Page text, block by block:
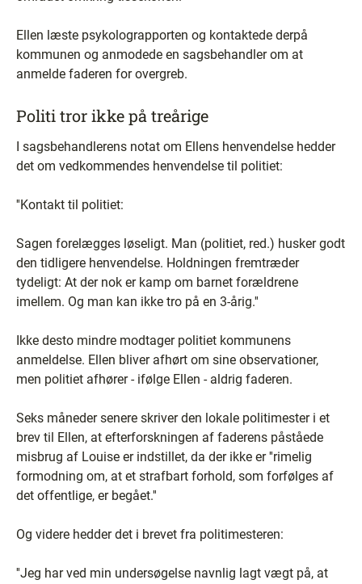
Ellen læste psykolograpporten og kontaktede derpå
kommunen og anmodede en sagsbehandler om at
anmelde faderen for overgreb.
Politi tror ikke på treårige
I sagsbehandlerens notat om Ellens henvendelse hedder
det om vedkommendes henvendelse til politiet:
''Kontakt til politiet:
Sagen forelægges løseligt. Man (politiet, red.) husker godt
den tidligere henvendelse. Holdningen fremtræder
tydeligt: At der nok er kamp om barnet forældrene
imellem. Og man kan ikke tro på en 3-årig.''
Ikke desto mindre modtager politiet kommunens
anmeldelse. Ellen bliver afhørt om sine observationer,
men politiet afhører - ifølge Ellen - aldrig faderen.
Seks måneder senere skriver den lokale politimester i et
brev til Ellen, at efterforskningen af faderens påståede
misbrug af Louise er indstillet, da der ikke er ''rimelig
formodning om, at et strafbart forhold, som forfølges af
det offentlige, er begået.''
Og videre hedder det i brevet fra politimesteren:
''Jeg har ved min undersøgelse navnlig lagt vægt på, at